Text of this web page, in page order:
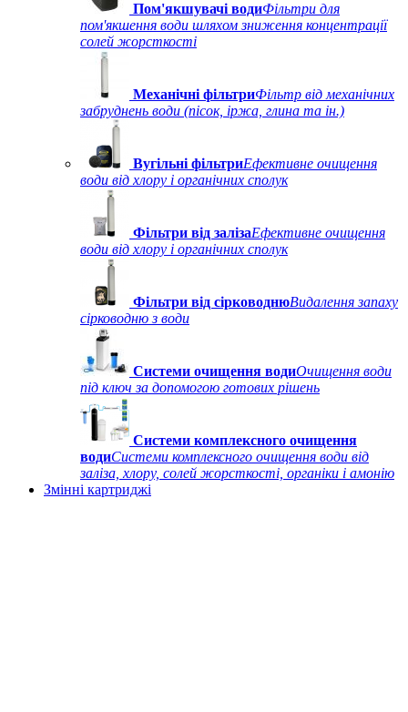
Пом'якшувачі водиФільтри для
пом'якшення води шляхом зниження концентрації
солей жорсткості
Механічні фільтриФільтр від механічних
забруднень води (пісок, іржа, глина та ін.)
Вугільні фільтриЕфективне очищення
води від хлору і органічних сполук
Фільтри від залізаЕфективне очищення
води від хлору і органічних сполук
Фільтри від сірководнюВидалення запаху
сірководню з води
Системи очищення водиОчищення води
під ключ за допомогою готових рішень
Системи комплексного очищення
водиСистеми комплексного очищення води від
заліза, хлору, солей жорсткості, органіки і амонію
Змінні картриджі